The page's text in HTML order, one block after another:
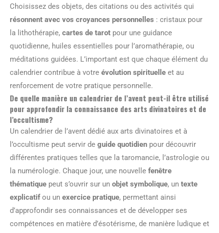
Choisissez des objets, des citations ou des activités qui
résonnent avec vos croyances personnelles : cristaux pour
la lithothérapie, cartes de tarot pour une guidance
quotidienne, huiles essentielles pour l’aromathérapie, ou
méditations guidées. L’important est que chaque élément du
calendrier contribue à votre évolution spirituelle et au
renforcement de votre pratique personnelle.
De quelle manière un calendrier de l’avent peut-il être utilisé
pour approfondir la connaissance des arts divinatoires et de
l’occultisme?
Un calendrier de l’avent dédié aux arts divinatoires et à
l’occultisme peut servir de guide quotidien pour découvrir
différentes pratiques telles que la taromancie, l’astrologie ou
la numérologie. Chaque jour, une nouvelle fenêtre
thématique peut s’ouvrir sur un objet symbolique, un texte
explicatifou un exercice pratique, permettant ainsi
d’approfondir ses connaissances et de développer ses
compétences en matière d’ésotérisme, de manière ludique et